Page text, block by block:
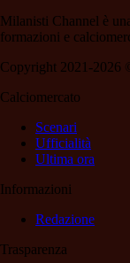
Milanisti Channel è
formazioni e
Copyright 2021-2026
Calciomercato
Scenari
Ufficialità
Ultima ora
Informazioni
Redazione
Trasparenza